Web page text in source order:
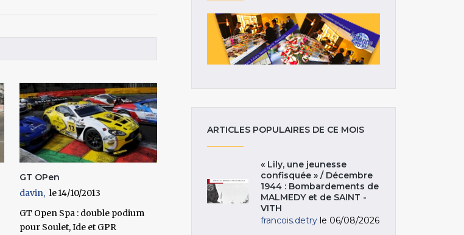
GT OPen
davin
14/10/2013
GT Open Spa : double podium
pour Soulet, Ide et GPR
ARTICLES POPULAIRES DE CE MOIS
« Lily, une jeunesse
confisquée » / Décembre
1944 : Bombardements de
MALMEDY et de SAINT -
VITH
francois.detry le 06/08/2026